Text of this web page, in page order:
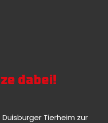
dabei!
Tierheim zur